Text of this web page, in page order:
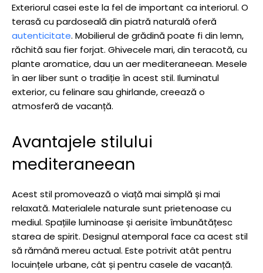
Exteriorul casei este la fel de important ca interiorul. O
terasă cu pardoseală din piatră naturală oferă
autenticitate. Mobilierul de grădină poate fi din lemn,
răchită sau fier forjat. Ghivecele mari, din teracotă, cu
plante aromatice, dau un aer mediteraneean. Mesele
în aer liber sunt o tradiție în acest stil. Iluminatul
exterior, cu felinare sau ghirlande, creează o
atmosferă de vacanță.
Avantajele stilului
mediteraneean
Acest stil promovează o viață mai simplă și mai
relaxată. Materialele naturale sunt prietenoase cu
mediul. Spațiile luminoase și aerisite îmbunătățesc
starea de spirit. Designul atemporal face ca acest stil
să rămână mereu actual. Este potrivit atât pentru
locuințele urbane, cât și pentru casele de vacanță.